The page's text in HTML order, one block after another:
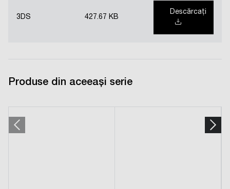
3DS 427.67 KB
Descărcați
Produse din aceeași serie